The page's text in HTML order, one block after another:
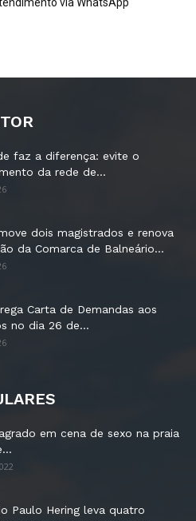
faz a diferença: evite o
da rede de...
dois magistrados e renova
da Comarca de Balneário...
Carta de Demandas aos
no dia 26 de...
em cena de sexo na praia
Paulo Hering leva quatro